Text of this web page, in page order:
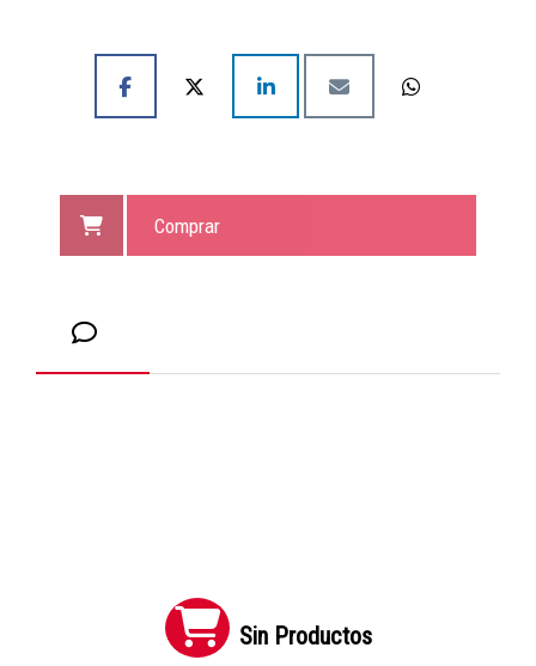
Comprar
Sin Productos